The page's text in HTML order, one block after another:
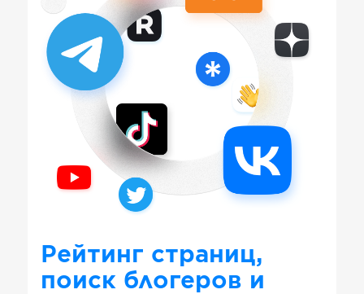
Рейтинг страниц,
поиск блогеров и